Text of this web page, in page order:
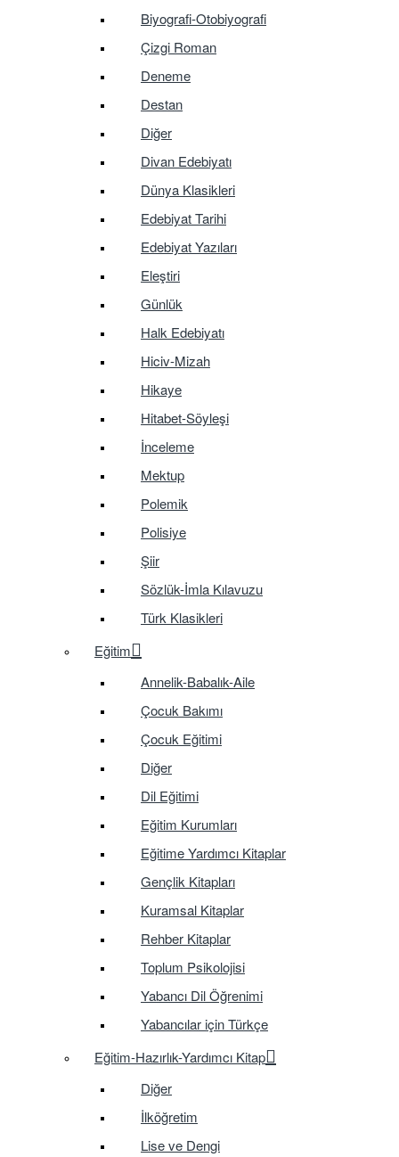
Biyografi-Otobiyografi
Çizgi Roman
Deneme
Destan
Diğer
Divan Edebiyatı
Dünya Klasikleri
Edebiyat Tarihi
Edebiyat Yazıları
Eleştiri
Günlük
Halk Edebiyatı
Hiciv-Mizah
Hikaye
Hitabet-Söyleşi
İnceleme
Mektup
Polemik
Polisiye
Şiir
Sözlük-İmla Kılavuzu
Türk Klasikleri
Eğitim
Annelik-Babalık-Aile
Çocuk Bakımı
Çocuk Eğitimi
Diğer
Dil Eğitimi
Eğitim Kurumları
Eğitime Yardımcı Kitaplar
Gençlik Kitapları
Kuramsal Kitaplar
Rehber Kitaplar
Toplum Psikolojisi
Yabancı Dil Öğrenimi
Yabancılar için Türkçe
Eğitim-Hazırlık-Yardımcı Kitap
Diğer
İlköğretim
Lise ve Dengi